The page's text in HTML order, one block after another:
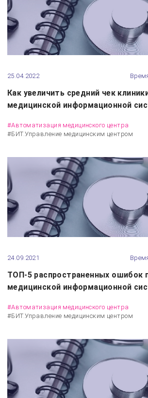
25.04.2022
Как увеличить средний чек
медицинской информационной
#Автоматизация медицинского центра
#БИТ.Управление медицинским центром
24.09.2021
ТОП-5 распространенных ошибок
медицинской информационной
#Автоматизация медицинского центра
#БИТ.Управление медицинским центром